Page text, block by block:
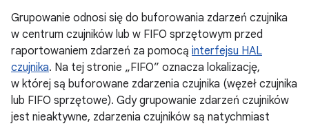
Grupowanie odnosi się do buforowania zdarzeń czujnika
w centrum czujników lub w FIFO sprzętowym przed
raportowaniem zdarzeń za pomocą interfejsu HAL
czujnika. Na tej stronie „FIFO” oznacza lokalizację,
w której są buforowane zdarzenia czujnika (węzeł czujnika
lub FIFO sprzętowe). Gdy grupowanie zdarzeń czujników
jest nieaktywne, zdarzenia czujników są natychmiast